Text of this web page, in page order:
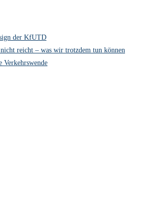
der KfUTD
reicht – was wir trotzdem tun können
Verkehrswende